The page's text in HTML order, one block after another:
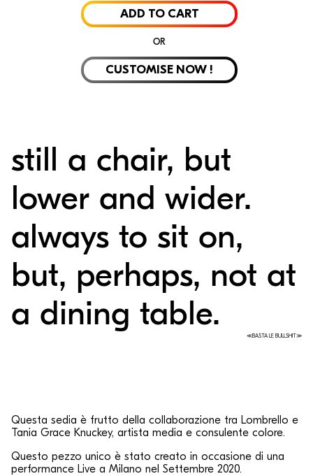
Velvet Rubelli
ADD TO CART
OR
CUSTOMISE NOW !
still a chair, but
lower and wider.
always to sit on,
but, perhaps, not at
a dining table.
≪BASTA LE BULLSHIT≫
Questa sedia è frutto della collaborazione tra Lombrello e
Tania Grace Knuckey, artista media e consulente colore.
Questo pezzo unico è stato creato in occasione di una
performance Live a Milano nel Settembre 2020.